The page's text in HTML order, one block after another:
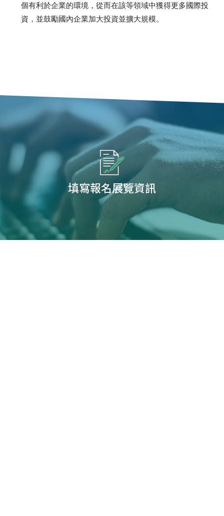
個有利於企業的環境，從而在該等領域中獲得更多國際投
資，並鼓勵國內企業加大投資並擴大規模。
填寫報名展覽資訊